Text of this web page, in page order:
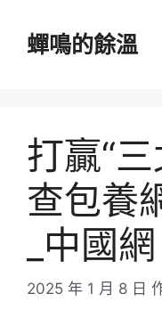
蟬鳴的餘溫
打贏“
查包養
_中國網
2025 年 1 月 8 日